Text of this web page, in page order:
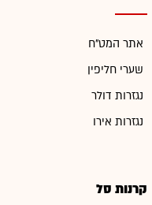
אתר המט"ח
שערי חליפין
נגזרות דולר
נגזרות אירו
קרנות סל